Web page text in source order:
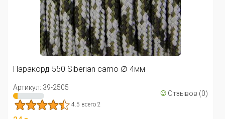
camo ∅ 4мм
4.5 всего 2
Паракорд 550
Артикул: 39-2504
Уведомить